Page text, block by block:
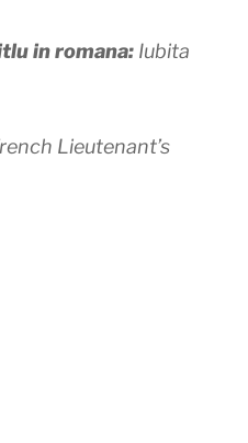
in romana: Iubita
Lieutenant’s